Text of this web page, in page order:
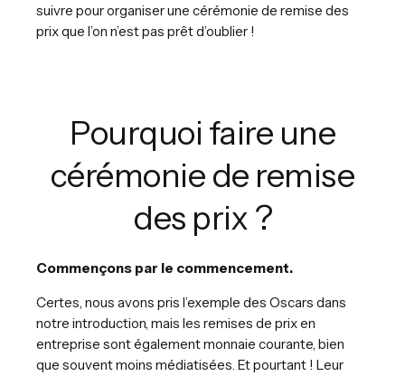
suivre pour organiser une cérémonie de remise des
prix que l’on n’est pas prêt d’oublier !
Pourquoi faire une
cérémonie de remise
des prix ?
Commençons par le commencement.
Certes, nous avons pris l’exemple des Oscars dans
notre introduction, mais les remises de prix en
entreprise sont également monnaie courante, bien
que souvent moins médiatisées. Et pourtant ! Leur